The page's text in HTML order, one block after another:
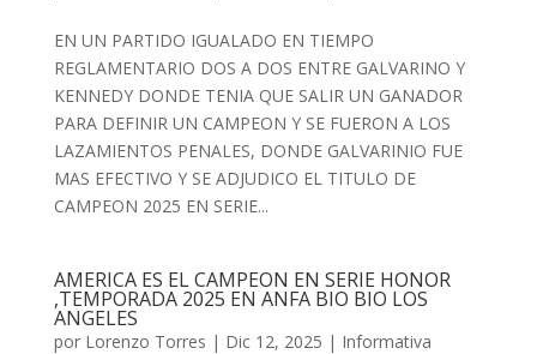
EN UN PARTIDO IGUALADO EN TIEMPO
REGLAMENTARIO DOS A DOS ENTRE GALVARINO Y
KENNEDY DONDE TENIA QUE SALIR UN GANADOR
PARA DEFINIR UN CAMPEON Y SE FUERON A LOS
LAZAMIENTOS PENALES, DONDE GALVARINIO FUE
MAS EFECTIVO Y SE ADJUDICO EL TITULO DE
CAMPEON 2025 EN SERIE...
AMERICA ES EL CAMPEON EN SERIE HONOR
,TEMPORADA 2025 EN ANFA BIO BIO LOS
ANGELES
por Lorenzo Torres | Dic 12, 2025 | Informativa